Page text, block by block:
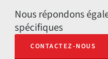
Nous répondons
spécifiques
CONTACTEZ-NOUS